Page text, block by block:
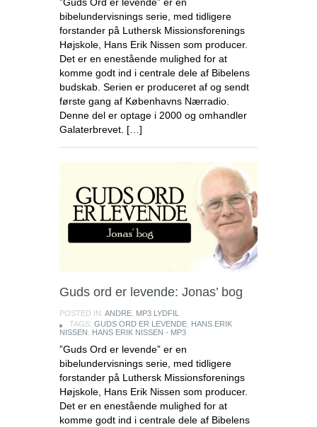
”Guds Ord er levende” er en
bibelundervisnings serie, med tidligere
forstander på Luthersk Missionsforenings
Højskole, Hans Erik Nissen som producer.
Det er en enestående mulighed for at
komme godt ind i centrale dele af Bibelens
budskab. Serien er produceret af og sendt
første gang af Københavns Nærradio.
Denne del er optage i 2000 og omhandler
Galaterbrevet. […]
Guds ord er levende: Jonas’ bog
POSTED IN: ANDRE MP3 LYDFIL
TAGS: GUDS ORD ER LEVENDE HANS ERIK
NISSEN
HANS ERIK NISSEN - MP3
”Guds Ord er levende” er en
bibelundervisnings serie, med tidligere
forstander på Luthersk Missionsforenings
Højskole, Hans Erik Nissen som producer.
Det er en enestående mulighed for at
komme godt ind i centrale dele af Bibelens